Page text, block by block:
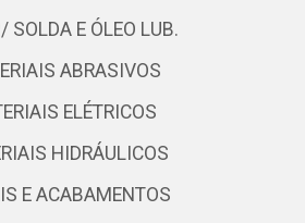
SOLDA E ÓLEO LUB.
ABRASIVOS
ELÉTRICOS
HIDRÁULICOS
E ACABAMENTOS